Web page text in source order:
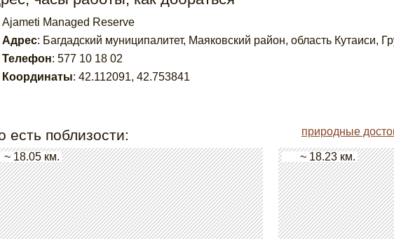
Ajameti Managed Reserve
Адрес: Багдадский муниципалитет, Маяковский район, область Кутаиси,
Телефон: 577 10 18 02
Координаты: 42.112091, 42.753841
есть поблизости: природные
~ 18.05 км. ~ 18.23 км.